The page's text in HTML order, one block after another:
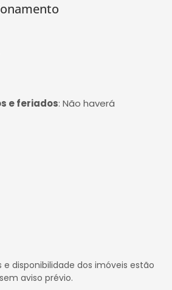
e feriados: Não haverá
e disponibilidade dos imóveis estão
aviso prévio.